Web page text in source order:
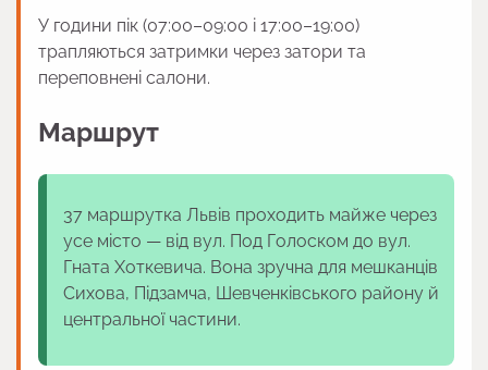
У години пік (07:00–09:00 і 17:00–19:00)
трапляються затримки через затори та
переповнені салони.
Маршрут
37 маршрутка Львів проходить майже через
усе місто — від вул. Под Голоском до вул.
Гната Хоткевича. Вона зручна для мешканців
Сихова, Підзамча, Шевченківського району й
центральної частини.